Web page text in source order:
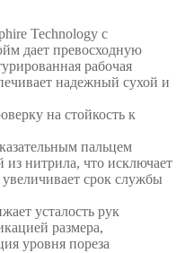
Technology с
дает превосходную
рабочая
надежный сухой и
на стойкость к
пальцем
из нитрила, что исключает
срок службы
усталость рук
размера,
уровня пореза